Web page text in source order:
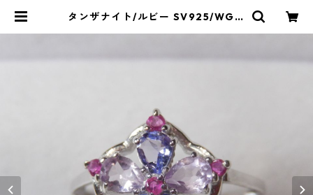
タンザナイト/ルビー SV925/WGメ